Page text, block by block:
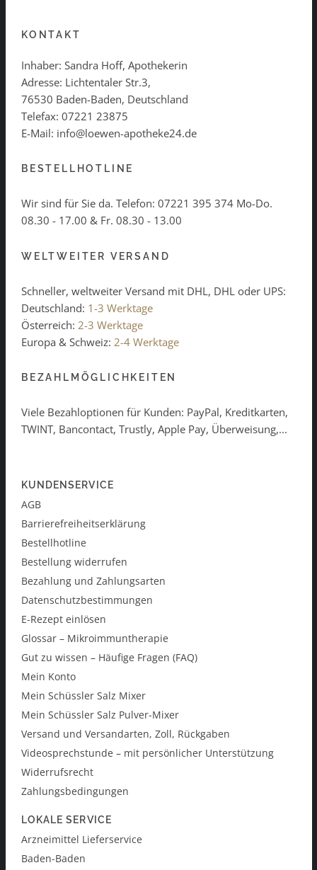
KONTAKT
Inhaber: Sandra Hoff, Apothekerin
Adresse: Lichtentaler Str.3,
76530 Baden-Baden, Deutschland
Telefax: 07221 23875
E-Mail: info@loewen-apotheke24.de
BESTELLHOTLINE
Wir sind für Sie da. Telefon: 07221 395 374 Mo-Do.
08.30 - 17.00 & Fr. 08.30 - 13.00
WELTWEITER VERSAND
Schneller, weltweiter Versand mit DHL, DHL oder UPS:
Deutschland: 1-3 Werktage
Österreich: 2-3 Werktage
Europa & Schweiz: 2-4 Werktage
BEZAHLMÖGLICHKEITEN
Viele Bezahloptionen für Kunden: PayPal, Kreditkarten,
TWINT, Bancontact, Trustly, Apple Pay, Überweisung,...
KUNDENSERVICE
AGB
Barrierefreiheitserklärung
Bestellhotline
Bestellung widerrufen
Bezahlung und Zahlungsarten
Datenschutzbestimmungen
E-Rezept einlösen
Glossar – Mikroimmuntherapie
Gut zu wissen – Häufige Fragen (FAQ)
Mein Konto
Mein Schüssler Salz Mixer
Mein Schüssler Salz Pulver-Mixer
Versand und Versandarten, Zoll, Rückgaben
Videosprechstunde – mit persönlicher Unterstützung
Widerrufsrecht
Zahlungsbedingungen
LOKALE SERVICE
Arzneimittel Lieferservice
Baden-Baden